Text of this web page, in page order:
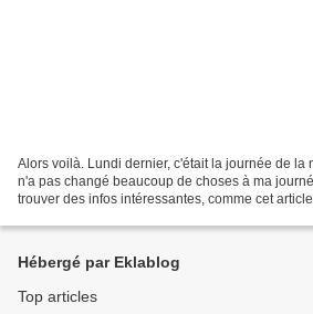
Alors voilà. Lundi dernier, c'était la journée de la
n'a pas changé beaucoup de choses à ma
trouver des infos intéressantes, comme cet
Hébergé par Eklablog
Top articles